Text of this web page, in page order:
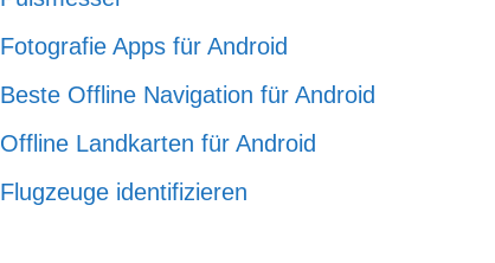
Fotografie Apps für Android
Beste Offline Navigation für Android
Offline Landkarten für Android
Flugzeuge identifizieren